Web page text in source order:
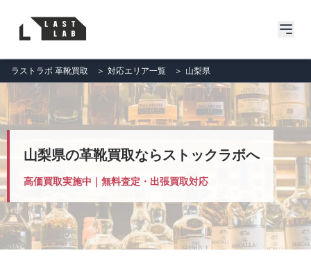
ラストラボ 革靴買取 ＞ 対応エリア一覧 ＞ 山梨県
山梨県の革靴買取ならストックラボへ
高価買取実施中｜無料査定・出張買取対応